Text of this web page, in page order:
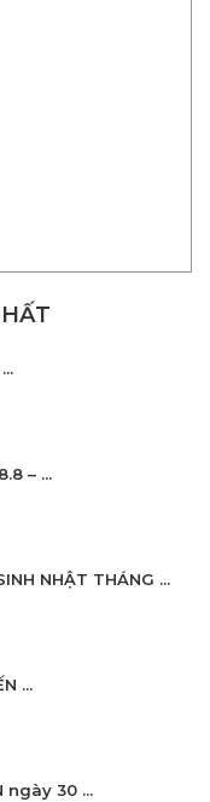
– ...
NHẬT THÁNG ...
...
ngày 30 ...